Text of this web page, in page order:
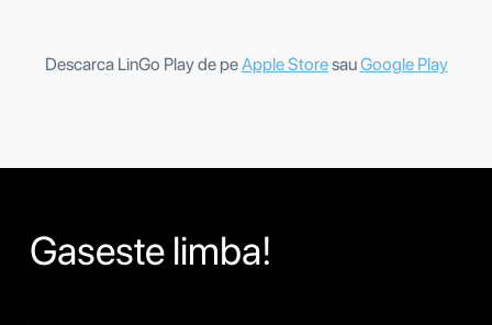
Descarca LinGo Play de peApple StoresauGoogle Play
Gaseste limba!